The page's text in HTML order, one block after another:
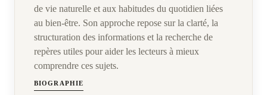
de vie naturelle et aux habitudes du quotidien liées
au bien-être. Son approche repose sur la clarté, la
structuration des informations et la recherche de
repères utiles pour aider les lecteurs à mieux
comprendre ces sujets.
BIOGRAPHIE